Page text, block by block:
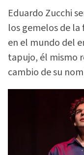
Eduardo Zucchi
los gemelos de la
en el mundo del
tapujo, él mismo
cambio de su